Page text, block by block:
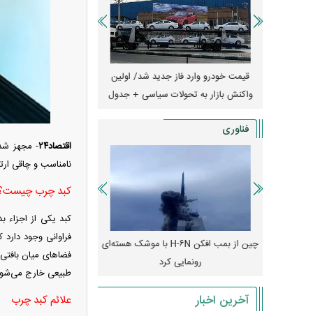
اقتصاد۲۴
- مجهز
نامناسب و چاقی
کبد چرب
کبد یکی از
فراوانی وجود
فضا‌های میان
طبیعی خارج
علائم کبد چرب
قیمت خودرو وارد فاز جدید شد/ اولین
واکنش بازار به تحولات سیاسی + جدول
آغاز فروش نقدی با
+ جزئیات
فناوری
چین از بمب افکن H-۶N با موشک هسته‌ای
رونمایی کرد
پهپاد رهگیر یا موشک
کدامیک
آخرین اخبار